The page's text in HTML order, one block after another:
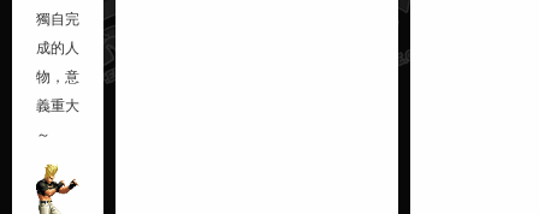
獨自完
成的人
物，意
義重大
～